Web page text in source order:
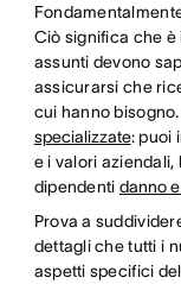
Ciò significa che
assunti devono
assicurarsi che
cui hanno
specializzate: puoi
e i valori aziendali,
dipendenti danno
Prova a
dettagli che tutti i
aspetti specifici